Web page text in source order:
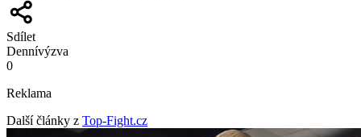
Sdílet
Dennívýzva
0
Reklama
Další články z Top-Fight.cz